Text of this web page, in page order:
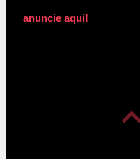
anuncie aqui!